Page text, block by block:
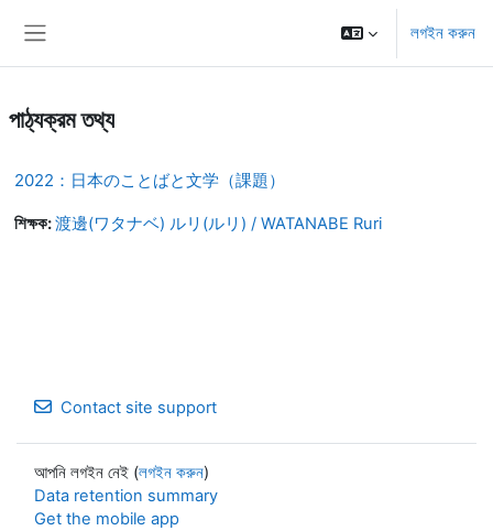
লগইন করুন
পাঠ্যক্রম তথ্য
2022：日本のことばと文学（課題）
শিক্ষক:渡邊(ワタナベ) ルリ(ルリ) / WATANABE Ruri
Contact site support
আপনি লগইন নেই (লগইন করুন)
Data retention summary
Get the mobile app